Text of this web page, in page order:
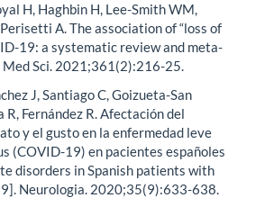
H, Haghbin H, Lee-Smith WM,
A. The association of “loss of
19: a systematic review and meta-
Med Sci. 2021;361(2):216-25.
J, Santiago C, Goizueta-San
R, Fernández R. Afectación del
y el gusto en la enfermedad leve
(COVID-19) en pacientes españoles
disorders in Spanish patients with
Neurologia. 2020;35(9):633-638.